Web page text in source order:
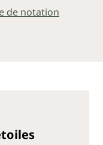
de notation